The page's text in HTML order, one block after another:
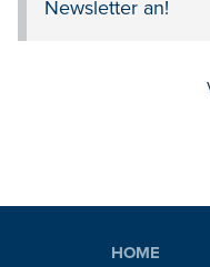
Newsletter an!
HOME